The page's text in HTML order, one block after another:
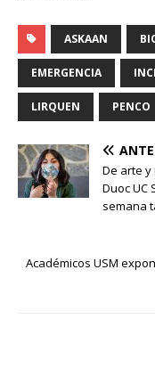
ASKAAN
EMERGENCIA
LIRQUEN PENCO
De arte y
Duoc UC
semana
Académicos USM